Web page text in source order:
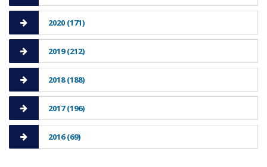
2020 (171)
2019 (212)
2018 (188)
2017 (196)
2016 (69)